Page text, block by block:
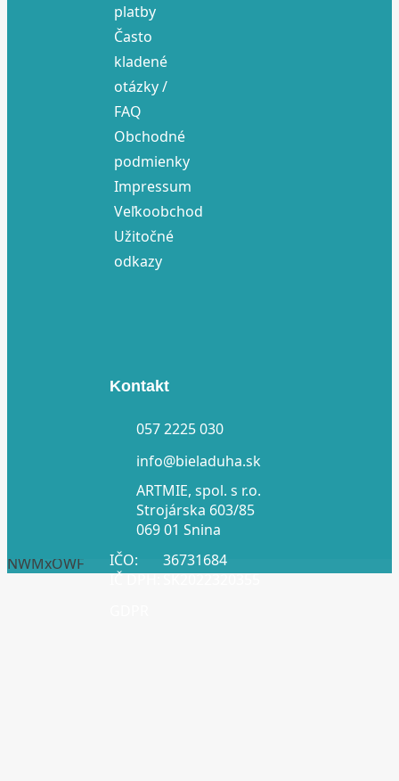
platby
Často
kladené
otázky /
FAQ
Obchodné
podmienky
Impressum
Veľkoobchod
Užitočné
odkazy
Kontakt
057 2225 030
info@bieladuha.sk
ARTMIE, spol. s r.o.
Strojárska 603/85
069 01 Snina
IČO:
36731684
IČ DPH:SK2022320355
NWMxOWF